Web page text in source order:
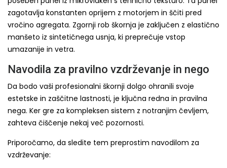
zagotavlja konstanten oprijem z motorjem in ščiti pred
vročino agregata. Zgornji rob škornja je zaključen z elastično
manšeto iz sintetičnega usnja, ki preprečuje vstop
umazanije in vetra.
Navodila za pravilno vzdrževanje in nego
Da bodo vaši profesionalni škornji dolgo ohranili svoje
estetske in zaščitne lastnosti, je ključna redna in pravilna
nega. Ker gre za kompleksen sistem z notranjim čevljem,
zahteva čiščenje nekaj več pozornosti.
Priporočamo, da sledite tem preprostim navodilom za
vzdrževanje: